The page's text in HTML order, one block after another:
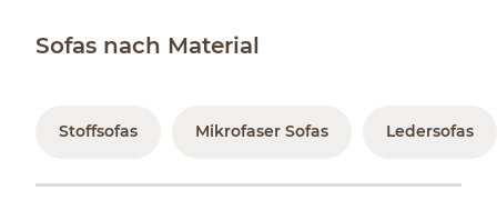
Sofas nach Material
Stoffsofas Mikrofaser Sofas Ledersofas